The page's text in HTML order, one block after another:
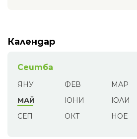
Календар
Сеитба
ЯНУ ФЕВ МАР
МАЙ
ЮНИ ЮЛИ
СЕП
ОКТ НОЕ